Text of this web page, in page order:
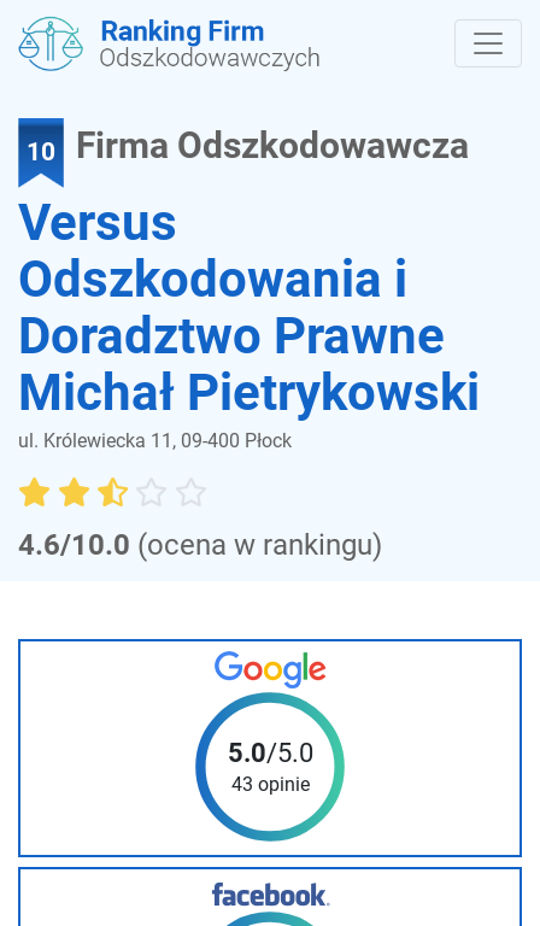
10 Firma Odszkodowawcza
Versus
Odszkodowania i
Doradztwo Prawne
Michał Pietrykowski
ul. Królewiecka 11, 09-400 Płock
4.6/10.0 (ocena w rankingu)
5.0/5.0
43 opinie